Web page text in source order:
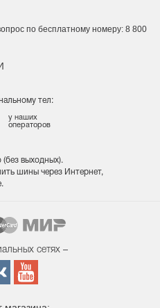
тел:
у наших
операторов
(без выходных).
шины через Интернет,
по бесплатному номеру: 8 800
сетях –